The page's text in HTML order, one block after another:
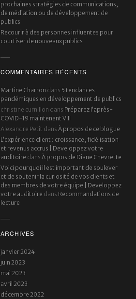
prochaines stratégies de communications,
de médiation ou de développement de
publics
Recourir à des personnes influentes pour
courtiser de nouveaux publics
COMMENTAIRES RÉCENTS
Martine Charron dans 5 tendances
pandémiques en développement de publics
christine curnillon dans Préparez l’après-
COVID-19 maintenant VIII
Alexandre Petit dansÀ propos de ce blogue
L’expérience client : croissance, fidélisation
et revenus accrus | Developpez votre
auditoire dansÀ propos de Diane Chevrette
Voici pourquoi il est important de soulever
et de soutenir la curiosité de vos clients et
des membres de votre équipe | Developpez
votre auditoire dans Recommandations de
lecture
ARCHIVES
janvier 2024
juin 2023
mai 2023
avril 2023
décembre 2022